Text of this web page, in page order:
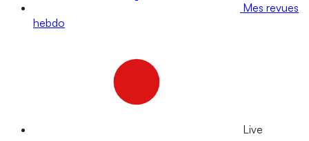
Mes revues
hebdo
Live